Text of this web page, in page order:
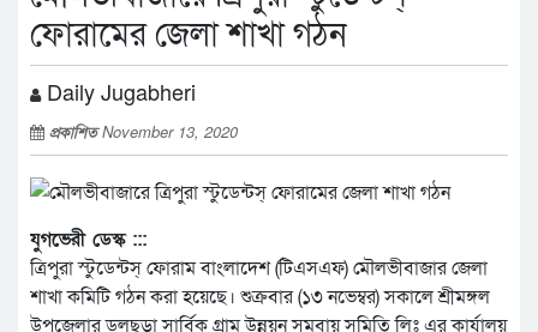
ফোরামের জেলা শাখা গঠন
Daily Jugabheri
প্রকাশিতNovember 13, 2020
যুগভেরী ডেস্ক :::
ত্রিপুরা স্টুডেন্টস্ ফোরাম বাংলাদেশ (টিএসএফ) মৌলভীবাজার জেলা
শাখা কমিটি গঠন করা হয়েছে। শুক্রবার (১৩ নভেম্বর) সকালে শ্রীমঙ্গল
উপজেলার ডলুছড়া সার্বিক গ্রাম উন্নয়ন সমবায় সমিতি লিঃ এর কার্যালয়